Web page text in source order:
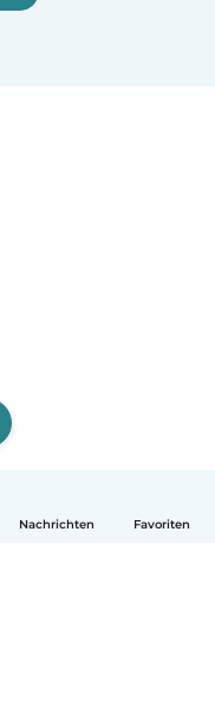
Nachrichten Favoriten